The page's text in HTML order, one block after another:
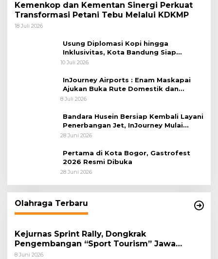
Kemenkop dan Kementan Sinergi Perkuat
Transformasi Petani Tebu Melalui KDKMP
18 Juli 2026
Usung Diplomasi Kopi hingga
Inklusivitas, Kota Bandung Siap
Sambut 25 Duta Besar di Festival Asia
10 Juli 2026
InJourney Airports : Enam Maskapai
Ajukan Buka Rute Domestik dan
Internasional dari Bandara Husein
8 Juli 2026
Bandara Husein Bersiap Kembali Layani
Penerbangan Jet, InJourney Mulai
Tahap Optimalisasi
28 Juni 2026
Pertama di Kota Bogor, Gastrofest
2026 Resmi Dibuka
28 Juni 2026
Olahraga Terbaru
Kejurnas Sprint Rally, Dongkrak
Pengembangan “Sport Tourism” Jawa
Tengah
8 Juni 2026